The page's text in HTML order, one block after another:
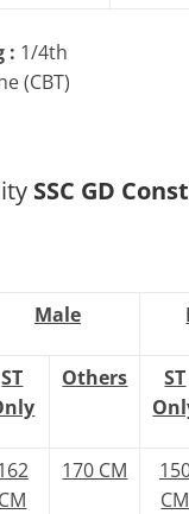
: 1/4th
(CBT)
SSC GD
Male
ST
Others
ST
CM
170 CM
CM